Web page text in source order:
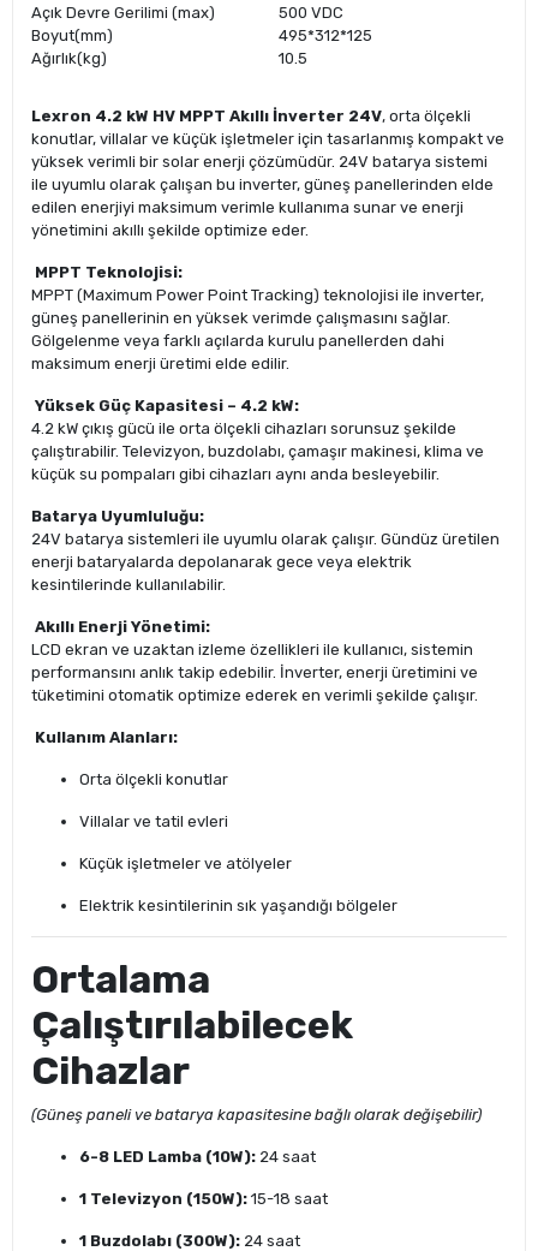
Açık Devre Gerilimi (max)
500 VDC
Boyut(mm)
495*312*125
Ağırlık(kg)
10.5
Lexron 4.2 kW HV MPPT Akıllı İnverter 24V, orta ölçekli
konutlar, villalar ve küçük işletmeler için tasarlanmış kompakt ve
yüksek verimli bir solar enerji çözümüdür. 24V batarya sistemi
ile uyumlu olarak çalışan bu inverter, güneş panellerinden elde
edilen enerjiyi maksimum verimle kullanıma sunar ve enerji
yönetimini akıllı şekilde optimize eder.
MPPT Teknolojisi:
MPPT (Maximum Power Point Tracking) teknolojisi ile inverter,
güneş panellerinin en yüksek verimde çalışmasını sağlar.
Gölgelenme veya farklı açılarda kurulu panellerden dahi
maksimum enerji üretimi elde edilir.
Yüksek Güç Kapasitesi – 4.2 kW:
4.2 kW çıkış gücü ile orta ölçekli cihazları sorunsuz şekilde
çalıştırabilir. Televizyon, buzdolabı, çamaşır makinesi, klima ve
küçük su pompaları gibi cihazları aynı anda besleyebilir.
Batarya Uyumluluğu:
24V batarya sistemleri ile uyumlu olarak çalışır. Gündüz üretilen
enerji bataryalarda depolanarak gece veya elektrik
kesintilerinde kullanılabilir.
Akıllı Enerji Yönetimi:
LCD ekran ve uzaktan izleme özellikleri ile kullanıcı, sistemin
performansını anlık takip edebilir. İnverter, enerji üretimini ve
tüketimini otomatik optimize ederek en verimli şekilde çalışır.
Kullanım Alanları:
Orta ölçekli konutlar
Villalar ve tatil evleri
Küçük işletmeler ve atölyeler
Elektrik kesintilerinin sık yaşandığı bölgeler
Ortalama
Çalıştırılabilecek
Cihazlar
(Güneş paneli ve batarya kapasitesine bağlı olarak değişebilir)
6-8 LED Lamba (10W): 24 saat
1 Televizyon (150W): 15-18 saat
1 Buzdolabı (300W): 24 saat